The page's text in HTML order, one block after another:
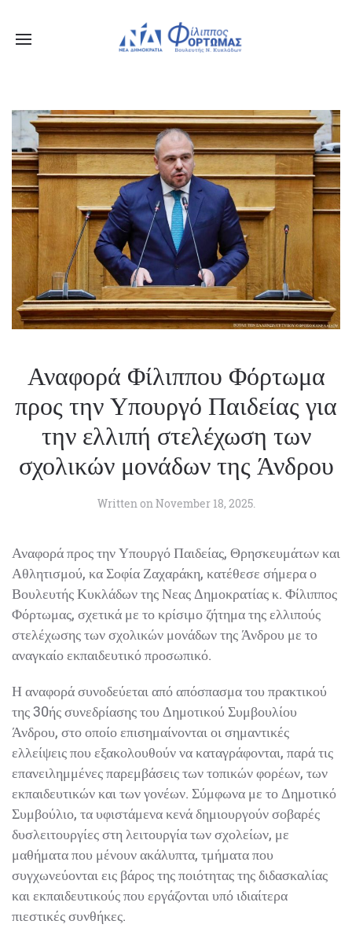
Αναφορά Φίλιππου Φόρτωμα
προς την Υπουργό Παιδείας για
την ελλιπή στελέχωση των
σχολικών μονάδων της Άνδρου
Written on November 18, 2025.
Αναφορά προς την Υπουργό Παιδείας, Θρησκευμάτων και
Αθλητισμού, κα Σοφία Ζαχαράκη, κατέθεσε σήμερα ο
Βουλευτής Κυκλάδων της Νεας Δημοκρατίας κ. Φίλιππος
Φόρτωμας, σχετικά με το κρίσιμο ζήτημα της ελλιπούς
στελέχωσης των σχολικών μονάδων της Άνδρου με το
αναγκαίο εκπαιδευτικό προσωπικό.
Η αναφορά συνοδεύεται από απόσπασμα του πρακτικού
της 30ής συνεδρίασης του Δημοτικού Συμβουλίου
Άνδρου, στο οποίο επισημαίνονται οι σημαντικές
ελλείψεις που εξακολουθούν να καταγράφονται, παρά τις
επανειλημμένες παρεμβάσεις των τοπικών φορέων, των
εκπαιδευτικών και των γονέων. Σύμφωνα με το Δημοτικό
Συμβούλιο, τα υφιστάμενα κενά δημιουργούν σοβαρές
δυσλειτουργίες στη λειτουργία των σχολείων, με
μαθήματα που μένουν ακάλυπτα, τμήματα που
συγχωνεύονται εις βάρος της ποιότητας της διδασκαλίας
και εκπαιδευτικούς που εργάζονται υπό ιδιαίτερα
πιεστικές συνθήκες.